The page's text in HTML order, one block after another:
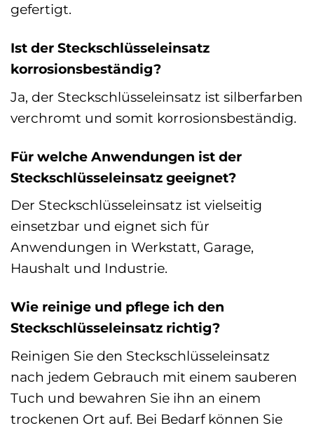
gefertigt.
Ist der Steckschlüsseleinsatz
korrosionsbeständig?
Ja, der Steckschlüsseleinsatz ist silberfarben
verchromt und somit korrosionsbeständig.
Für welche Anwendungen ist der
Steckschlüsseleinsatz geeignet?
Der Steckschlüsseleinsatz ist vielseitig
einsetzbar und eignet sich für
Anwendungen in Werkstatt, Garage,
Haushalt und Industrie.
Wie reinige und pflege ich den
Steckschlüsseleinsatz richtig?
Reinigen Sie den Steckschlüsseleinsatz
nach jedem Gebrauch mit einem sauberen
Tuch und bewahren Sie ihn an einem
trockenen Ort auf. Bei Bedarf können Sie